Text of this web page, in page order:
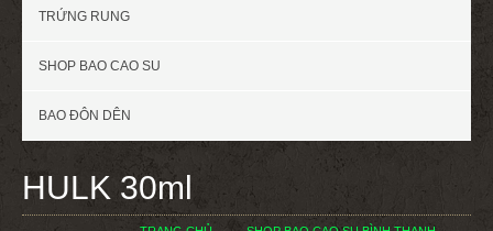
TRỨNG RUNG
SHOP BAO CAO SU
BAO ĐÔN DÊN
HULK 30ml